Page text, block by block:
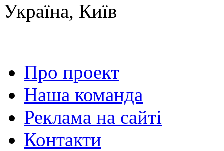
Україна, Київ
Про проект
Наша команда
Реклама на сайті
Контакти